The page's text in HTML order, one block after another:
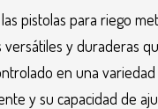
pistolas para riego
y duraderas
en una
y su capacidad de